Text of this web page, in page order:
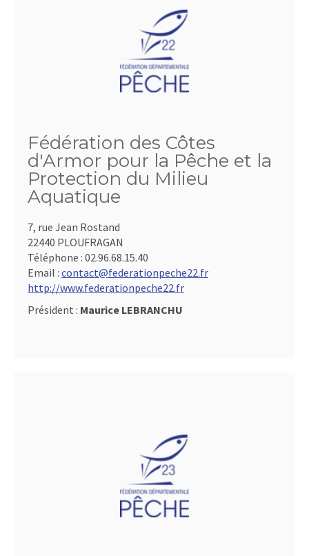
Fédération des Côtes
d'Armor pour la Pêche et la
Protection du Milieu
Aquatique
7, rue Jean Rostand
22440 PLOUFRAGAN
Téléphone : 02.96.68.15.40
Email : contact@federationpeche22.fr
http://www.federationpeche22.fr
Président : Maurice LEBRANCHU